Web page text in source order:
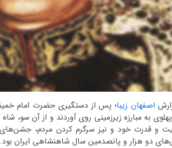
اصفهان زیبا
و قدرت خود و نیز سرگرم کردن مردم، جشن‌های
دو هزار و پانصدمین سال شاهنشاهی ایران بود.